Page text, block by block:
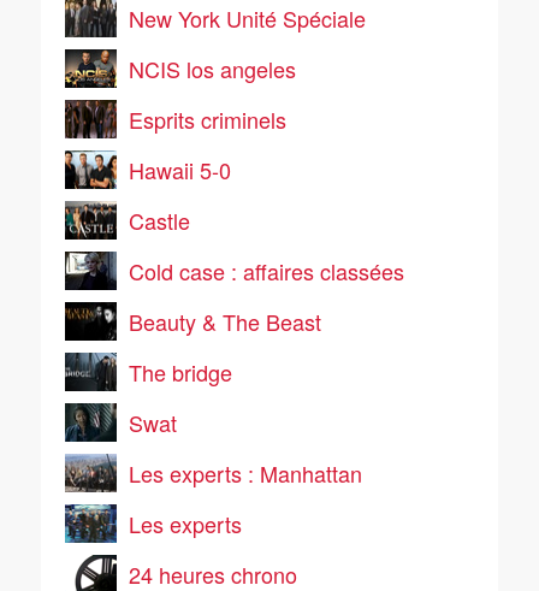
New York Unité Spéciale
NCIS los angeles
Esprits criminels
Hawaii 5-0
Castle
Cold case : affaires classées
Beauty & The Beast
The bridge
Swat
Les experts : Manhattan
Les experts
24 heures chrono